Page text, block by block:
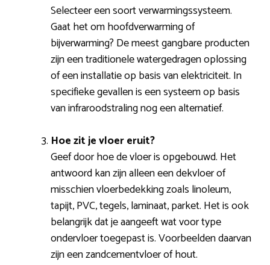
Selecteer een soort verwarmingssysteem.
Gaat het om hoofdverwarming of
bijverwarming? De meest gangbare producten
zijn een traditionele watergedragen oplossing
of een installatie op basis van elektriciteit. In
specifieke gevallen is een systeem op basis
van infraroodstraling nog een alternatief.
Hoe zit je vloer eruit?
Geef door hoe de vloer is opgebouwd. Het
antwoord kan zijn alleen een dekvloer of
misschien vloerbedekking zoals linoleum,
tapijt, PVC, tegels, laminaat, parket. Het is ook
belangrijk dat je aangeeft wat voor type
ondervloer toegepast is. Voorbeelden daarvan
zijn een zandcementvloer of hout.